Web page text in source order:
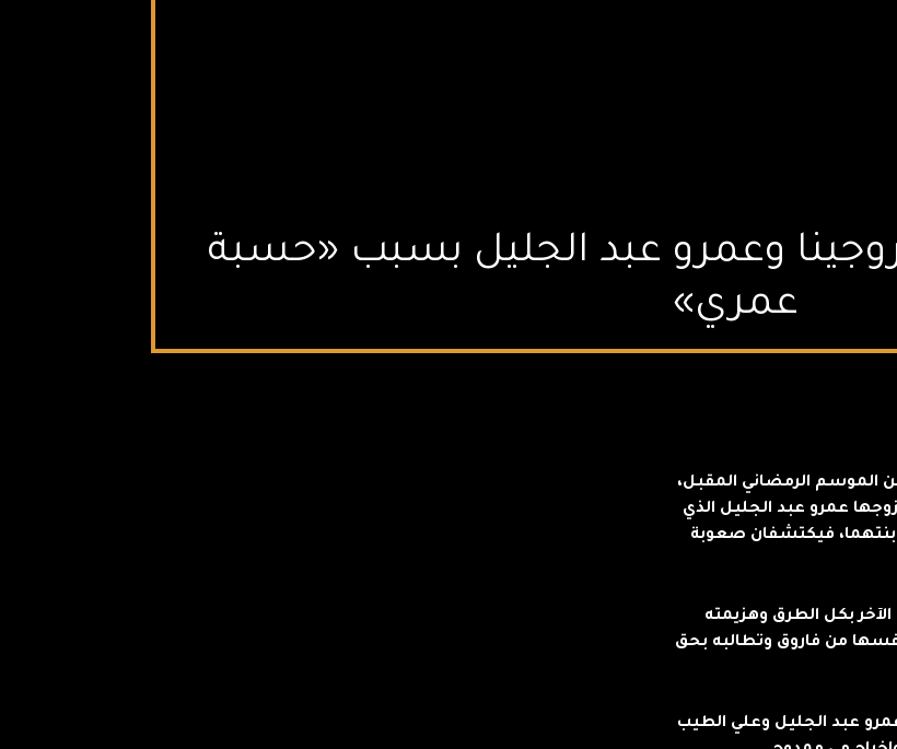
وعمرو عبد الجليل بسبب «حسبة
عمري»
الرمضاني المقبل،
عمرو عبد الجليل الذي
20 عاما، وبعد سفر ابنتهما، فيكتشفان صعوبة
بكل الطرق وهزيمته
من فاروق وتطالبه بحق
عبد الجليل وعلي الطيب